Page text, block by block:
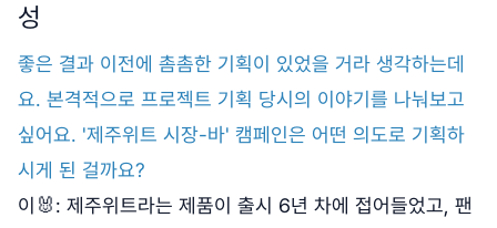
성
좋은 결과 이전에 촘촘한 기획이 있었을 거라 생각하는데
요. 본격적으로 프로젝트 기획 당시의 이야기를 나눠보고
싶어요. '제주위트 시장-바' 캠페인은 어떤 의도로 기획하
시게 된 걸까요?
이🐰: 제주위트라는 제품이 출시 6년 차에 접어들었고, 팬